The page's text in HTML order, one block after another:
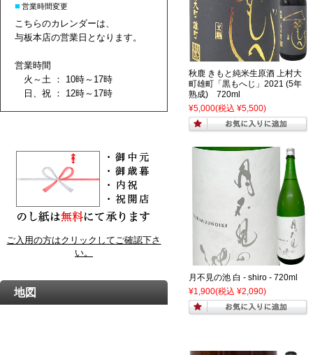
秋鹿 きもと純米生原酒 上村大
町雄町「黒もへじ」2021 (5年
熟成) 720ml
¥5,000(税込 ¥5,500)
月不見の池 白 - shiro - 720ml
¥1,900(税込 ¥2,090)
■ 営業時間変更
こちらのカレンダーは、
与板本店の営業日となります。
営業時間
火～土 ： 10時～17時
日、祝 ： 12時～17時
ご入用の方はクリックしてご確認下さ
い。
地図